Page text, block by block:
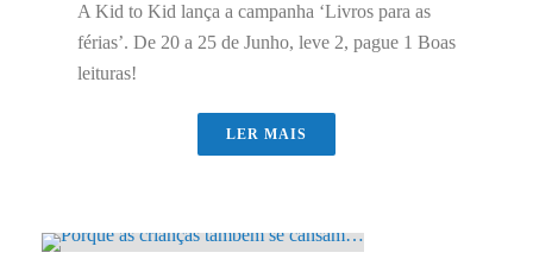
A Kid to Kid lança a campanha ‘Livros para as
férias’. De 20 a 25 de Junho, leve 2, pague 1 Boas
leituras!
LER MAIS